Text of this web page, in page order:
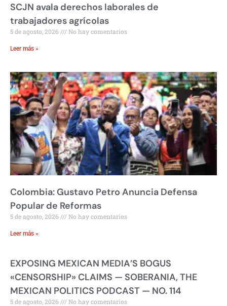
SCJN avala derechos laborales de
trabajadores agrícolas
5 de agosto, 2026 No hay comentarios
Leer más »
Colombia: Gustavo Petro Anuncia Defensa
Popular de Reformas
5 de agosto, 2026 No hay comentarios
Leer más »
EXPOSING MEXICAN MEDIA’S BOGUS
«CENSORSHIP» CLAIMS — SOBERANIA, THE
MEXICAN POLITICS PODCAST — NO. 114
5 de agosto, 2026 No hay comentarios